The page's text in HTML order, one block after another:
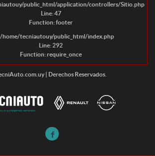
public_html/application/controllers/Sitio.php
Line: 47
Function: footer
/home/tecniautouy/public_html/index.php
Line: 292
Function: require_once
| Derechos Reservados.